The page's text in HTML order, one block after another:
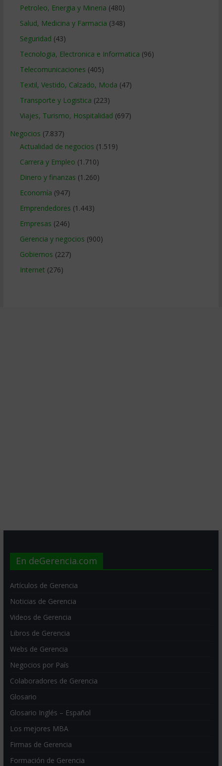
Petroleo, Energia y Mineria (480)
Salud, Medicina y Farmacia (348)
Seguridad (43)
Tecnologia, Electronica e Informatica (96)
Telecomunicaciones (405)
Textil, Vestido, Calzado, Moda (47)
Transporte y Logistica (223)
Viajes, Turismo, Hospitalidad (697)
Negocios (7.837)
Actualidad de negocios (1.519)
Carrera y Empleo (1.710)
Dinero y finanzas (1.260)
Economía (947)
Emprendedores (1.443)
Empresas (246)
Gerencia y negocios (900)
Gobiernos (227)
Internet (276)
En deGerencia.com
Artículos de Gerencia
Noticias de Gerencia
Videos de Gerencia
Libros de Gerencia
Webs de Gerencia
Negocios por País
Colaboradores de Gerencia
Glosario
Glosario Inglés – Español
Los mejores MBA
Firmas de Gerencia
Formación de Gerencia